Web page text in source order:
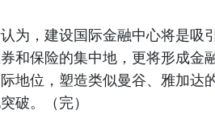
为，建设国际金融中心将是吸
和保险的集中地，更将形成金
地位，塑造类似曼谷、雅加达
破。（完）